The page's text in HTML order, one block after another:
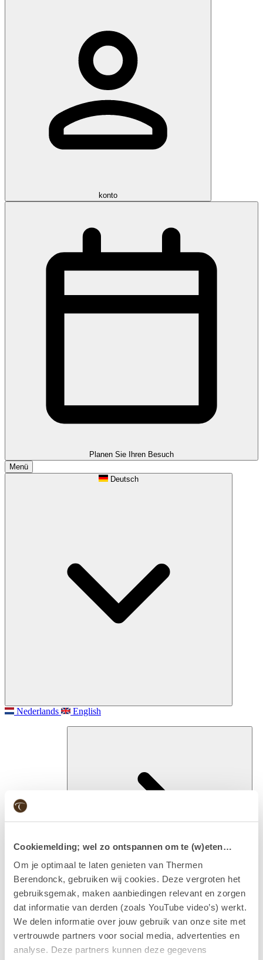
Cookiemelding; wel zo ontspannen om te (w)eten…
Om je optimaal te laten genieten van Thermen
Berendonck, gebruiken wij cookies. Deze vergroten het
gebruiksgemak, maken aanbiedingen relevant en zorgen
dat informatie van derden (zoals YouTube video’s) werkt.
We delen informatie over jouw gebruik van onze site met
vertrouwde partners voor social media, advertenties en
analyse. Deze partners kunnen deze gegevens
konto
Planen Sie Ihren Besuch
Menü
Deutsch
Nederlands English
Besuchen
Eintritt & Arrangements